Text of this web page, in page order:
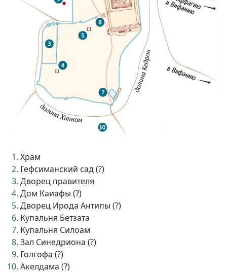
Храм
Гефсиманский сад (?)
Дворец правителя
Дом Каиафы (?)
Дворец Ирода Антипы (?)
Купальня Бетзата
Купальня Силоам
Зал Синедриона (?)
Голгофа (?)
Акелдама (?)